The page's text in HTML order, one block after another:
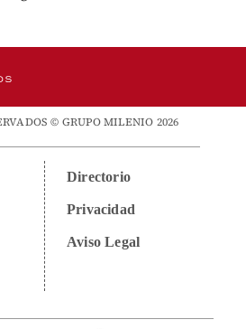
© GRUPO MILENIO 2026
Directorio
Privacidad
Aviso Legal